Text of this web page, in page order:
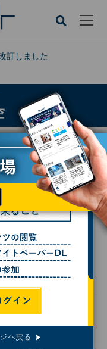
訂しました
や惑星探査の最前線に触れて
スで、MMX探
てきた